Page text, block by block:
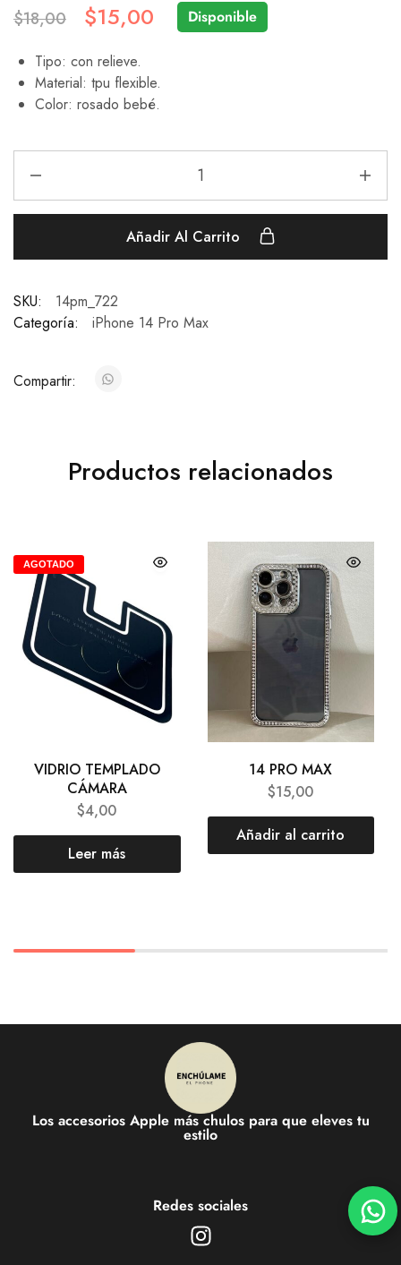
$18,00 $15,00 Disponible
Tipo: con relieve.
Material: tpu flexible.
Color: rosado bebé.
Añadir Al Carrito
SKU:
14pm_722
Categoría:
iPhone 14 Pro Max
Compartir:
Productos relacionados
AGOTADO
VIDRIO TEMPLADO
CÁMARA
$4,00
Leer más
14 PRO MAX
$15,00
Añadir al carrito
Los accesorios Apple más chulos para que eleves tu
estilo
Redes sociales